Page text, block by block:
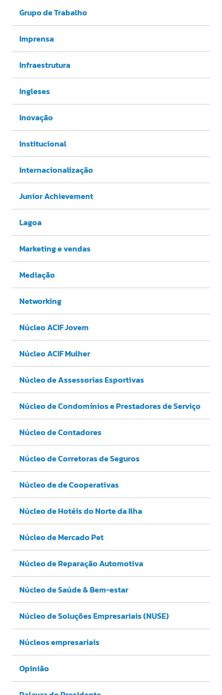
Grupo de Trabalho
Imprensa
Infraestrutura
Ingleses
Inovação
Institucional
Internacionalização
Junior Achievement
Lagoa
Marketing e vendas
Mediação
Networking
Núcleo ACIF Jovem
Núcleo ACIF Mulher
Núcleo de Assessorias Esportivas
Núcleo de Condomínios e Prestadores de Serviço
Núcleo de Contadores
Núcleo de Corretoras de Seguros
Núcleo de de Cooperativas
Núcleo de Hotéis do Norte da Ilha
Núcleo de Mercado Pet
Núcleo de Reparação Automotiva
Núcleo de Saúde & Bem-estar
Núcleo de Soluções Empresariais (NUSE)
Núcleos empresariais
Opinião